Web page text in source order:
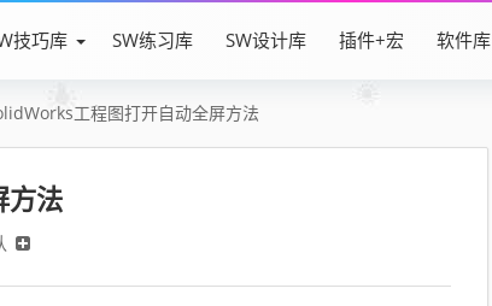
技巧库 SW练习库 SW设计库 插件+宏 软件库
工程图打开自动全屏方法
方法